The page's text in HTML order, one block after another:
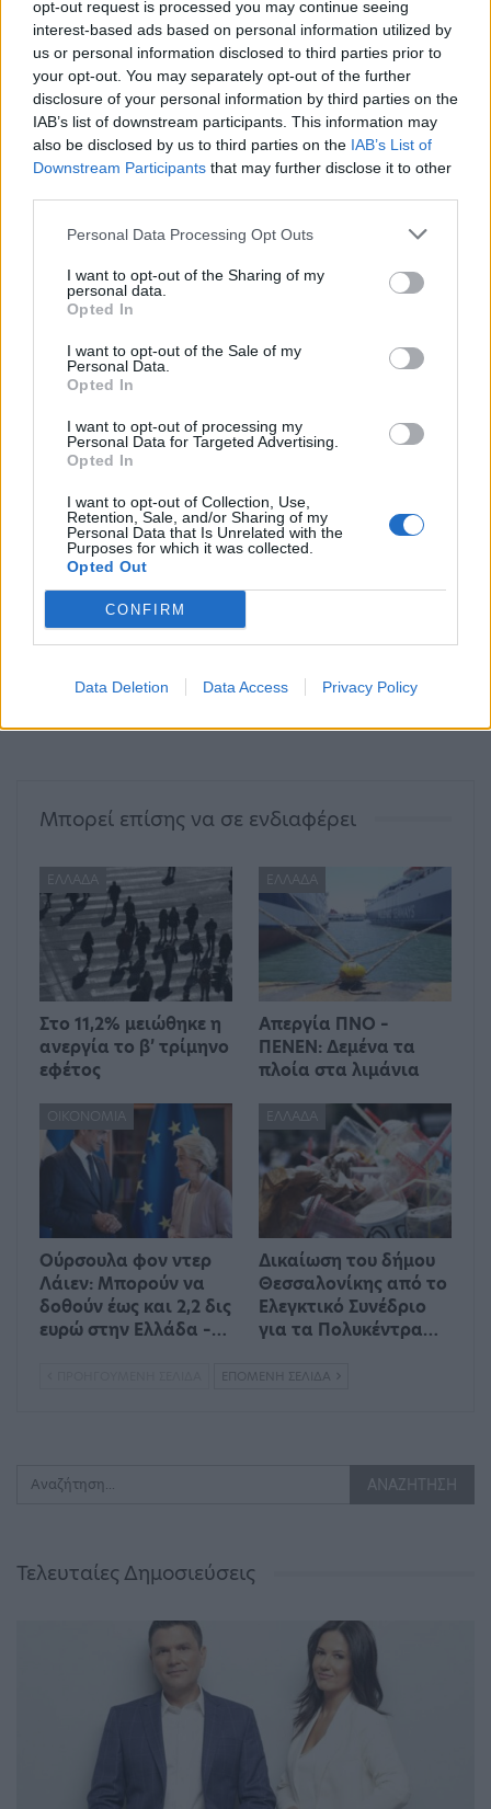
opt-out request is processed you may continue seeing
interest-based ads based on personal information utilized by
us or personal information disclosed to third parties prior to
your opt-out. You may separately opt-out of the further
disclosure of your personal information by third parties on the
IAB’s list of downstream participants. This information may
also be disclosed by us to third parties on the IAB’s List of
Downstream Participants that may further disclose it to other
Personal Data Processing Opt Outs
I want to opt-out of the Sharing of my
personal data.
Opted In
I want to opt-out of the Sale of my
Personal Data.
Opted In
I want to opt-out of processing my
Personal Data for Targeted Advertising.
Opted In
I want to opt-out of Collection, Use,
Retention, Sale, and/or Sharing of my
Personal Data that Is Unrelated with the
Purposes for which it was collected.
Opted Out
CONFIRM
Data Deletion Data Access Privacy Policy
Οι πέντε πρώτες χώρες σε αριθμό θανάτων από
τον κορονοϊό είναι η Ιταλία (10.023), η Ισπανία
(5.982), η Κίνα (3.300), το Ιράν (2.517) και η Γαλλία
(2.314). Τους περισσότερους θανάτους ανά
Ιταλία (166), Ισπανία (128), Ανδόρρα (39) και
Ολλανδία (37).
Την πρώτη πεντάδα σε αριθμό κρουσμάτων σε
σοβαρή-κρίσιμη κατάσταση στα νοσοκομεία
αποτελούν η Γαλλία (4.273), η Ισπανία (4.165), η
Ιταλία (3.856), το Ιράν (3.206) και οι ΗΠΑ (2.666).
ΠΡΟΗΓΟΎΜΕΝΟ ΆΡΘΡΟ
Χαρδαλιάς από την
Κοζάνη: Παράταση έως
τις 6 Απριλίου η
Δαμασκηνιά και
χώρα μας
Μπορεί επίσης να σε ενδιαφέρει
ΕΛΛΆΔΑ
Στο 11,2% μειώθηκε η
ανεργία το β’ τρίμηνο
εφέτος
ΕΛΛΆΔΑ
Απεργία ΠΝΟ –
ΠΕΝΕΝ: Δεμένα τα
πλοία στα λιμάνια
ΟΙΚΟΝΟΜΊΑ
Ούρσουλα φον ντερ
Λάιεν: Μπορούν να
δοθούν έως και 2,2 δις
ευρώ στην Ελλάδα –…
ΕΛΛΆΔΑ
Δικαίωση του δήμου
Θεσσαλονίκης από το
Ελεγκτικό Συνέδριο
για τα Πολυκέντρα…
ΕΠΌΜΕΝΗ ΣΕΛΊΔΑ
Τελευταίες Δημοσιεύσεις